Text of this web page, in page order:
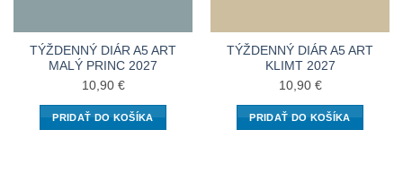
TÝŽDENNÝ DIÁR A5 ART
MALÝ PRINC 2027
10,90 €
PRIDAŤ DO KOŠÍKA
TÝŽDENNÝ DIÁR A5 ART
KLIMT 2027
10,90 €
PRIDAŤ DO KOŠÍKA